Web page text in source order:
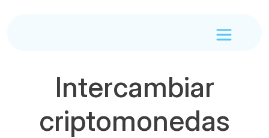
Intercambiar
criptomonedas